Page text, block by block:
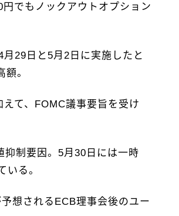
でもノックアウトオプション
29日と5月2日に実施したと
。
て、FOMC議事要旨を受け
抑制要因。5月30日には一時
る。
想されるECB理事会後のユー